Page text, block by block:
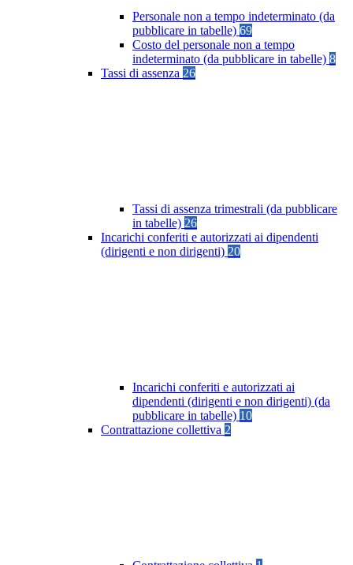
Personale non a tempo indeterminato (da
pubblicare in tabelle) 69
Costo del personale non a tempo
indeterminato (da pubblicare in tabelle) 8
Tassi di assenza 26
Tassi di assenza trimestrali (da pubblicare
in tabelle) 26
Incarichi conferiti e autorizzati ai dipendenti
(dirigenti e non dirigenti) 20
Incarichi conferiti e autorizzati ai
dipendenti (dirigenti e non dirigenti) (da
pubblicare in tabelle) 10
Contrattazione collettiva 2